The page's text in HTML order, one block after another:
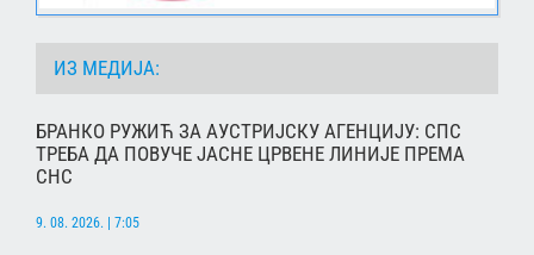
ИЗ МЕДИЈА:
БРАНКО РУЖИЋ ЗА АУСТРИЈСКУ АГЕНЦИЈУ: СПС
ТРЕБА ДА ПОВУЧЕ ЈАСНЕ ЦРВЕНЕ ЛИНИЈЕ ПРЕМА
СНС
9. 08. 2026. | 7:05